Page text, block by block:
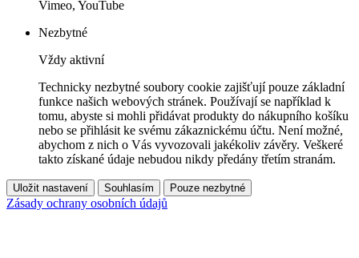
Vimeo, YouTube
Nezbytné
Vždy aktivní
Technicky nezbytné soubory cookie zajišťují pouze základní
funkce našich webových stránek. Používají se například k
tomu, abyste si mohli přidávat produkty do nákupního košíku
nebo se přihlásit ke svému zákaznickému účtu. Není možné,
abychom z nich o Vás vyvozovali jakékoliv závěry. Veškeré
takto získané údaje nebudou nikdy předány třetím stranám.
Uložit nastavení Souhlasím Pouze nezbytné
Zásady ochrany osobních údajů